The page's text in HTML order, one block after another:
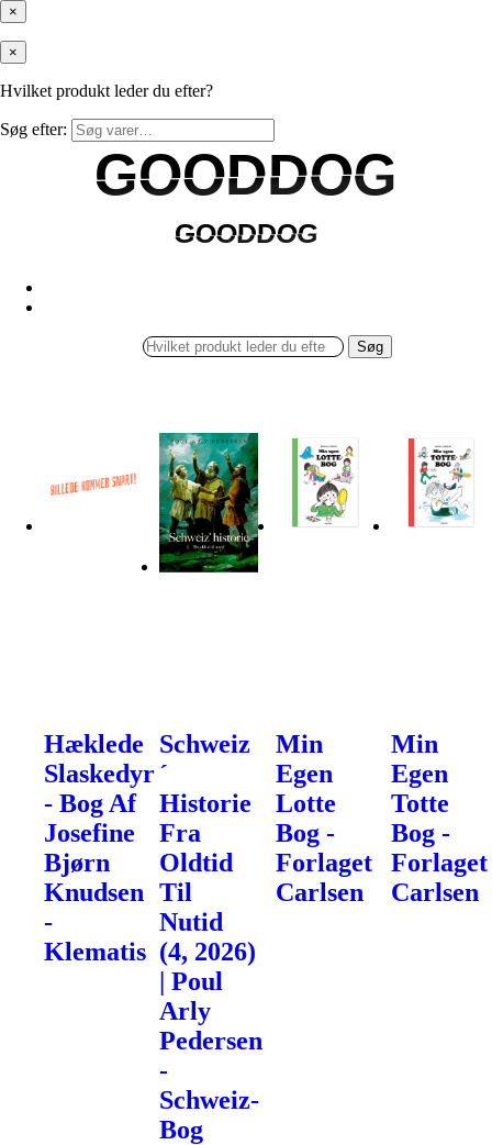
×
×
Hvilket produkt leder du efter?
Søg efter:
GOODDOG
GOODDOG
GOODDOG
GOODDOG
Søg
Hæklede
Slaskedyr
- Bog Af
Josefine
Bjørn
Knudsen
-
Klematis
Schweiz
´
Historie
Fra
Oldtid
Til
Nutid
(4, 2026)
| Poul
Arly
Pedersen
-
Schweiz-
Bog
Min
Egen
Lotte
Bog -
Forlaget
Carlsen
Min
Egen
Totte
Bog -
Forlaget
Carlsen